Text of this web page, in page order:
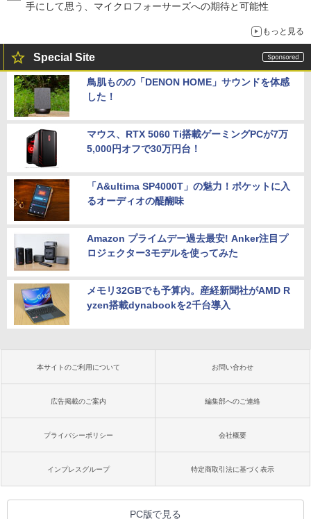
手にして思う、マイクロフォーサーズへの期待と可能性
もっと見る
Special Site
鳥肌ものの「DENON HOME」サウンドを体感
した！
マウス、RTX 5060 Ti搭載ゲーミングPCが7万
5,000円オフで30万円台！
「A&ultima SP4000T」の魅力！ポケットに入
るオーディオの醍醐味
Amazon プライムデー過去最安! Anker注目プ
ロジェクター3モデルを使ってみた
メモリ32GBでも予算内。産経新聞社がAMD R
yzen搭載dynabookを2千台導入
本サイトのご利用について お問い合わせ
広告掲載のご案内 編集部へのご連絡
プライバシーポリシー 会社概要
インプレスグループ 特定商取引法に基づく表示
PC版で見る